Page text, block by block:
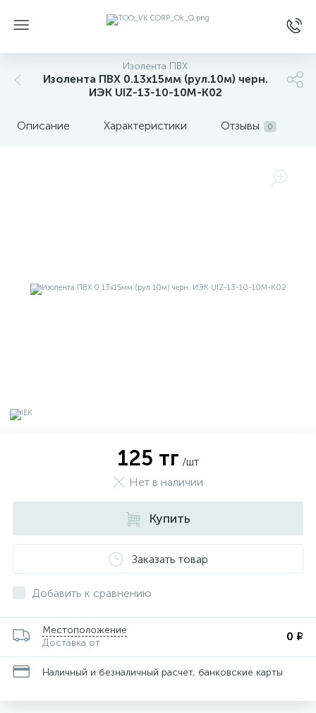
Изолента ПВХ
Изолента ПВХ 0.13х15мм (рул.10м) черн.
ИЭК UIZ-13-10-10M-K02
Описание Характеристики Отзывы 0
125 тг /шт
Нет в наличии
Купить
Заказать товар
Добавить к сравнению
Местоположение
Доставка от
0 ₽
Наличный и безналичный расчет, банковские карты